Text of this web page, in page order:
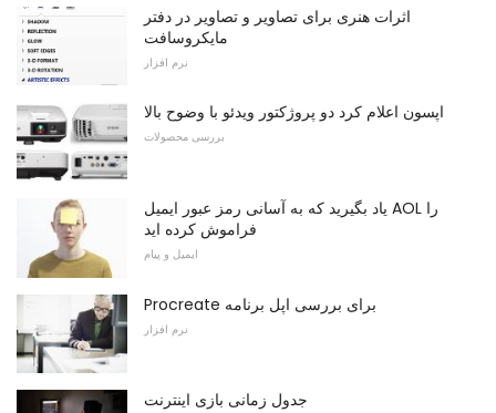
اثرات هنری برای تصاویر و تصاویر در دفتر
مایکروسافت
نرم افزار
اپسون اعلام کرد دو پروژکتور ویدئو با وضوح بالا
بررسی محصولات
یاد بگیرید که به آسانی رمز عبور ایمیل AOL را
فراموش کرده اید
ایمیل و پیام
Procreate برای بررسی اپل برنامه
نرم افزار
جدول زمانی بازی اینترنت